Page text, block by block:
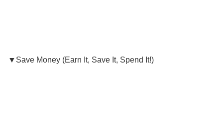
▼Save Money (Earn It, Save It, Spend It!)